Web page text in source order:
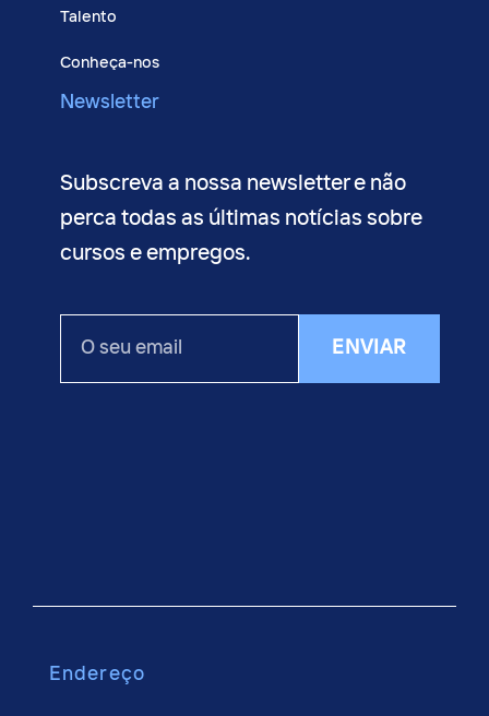
Talento
Conheça-nos
Newsletter
Subscreva a nossa newsletter e não
perca todas as últimas notícias sobre
cursos e empregos.
ENVIAR
Endereço